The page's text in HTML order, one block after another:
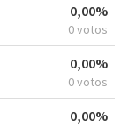
0,00%
0 votos
0,00%
0 votos
0,00%